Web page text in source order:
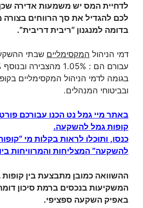
לדחיית המס יש משמעות אדירה
לכם להגדיל את סך הרווחים
בדומה למנגנון “ריבית דריבית”.
דמי הניהול המקסימליים שבתי
בגומה לדמי הניהול המקסימליים
ובביטוחי המנהלים.
באתר מיי גמל נט הכנו עבורכם
קופות גמל להשקעה.
כנסו, ותוכלו לראות בקלות מי
להשקעה” המצליחות והמרוויחות
ההשוואה כמובן מתבצעת בין
המשקיעות בנכסים ברמת סיכון
באפיק השקעה ספציפי.